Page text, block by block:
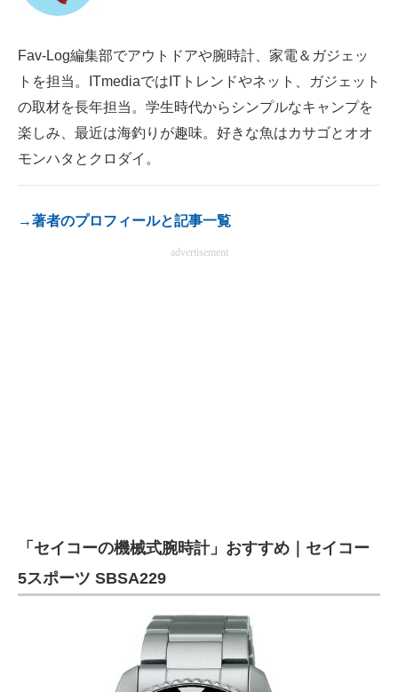
Fav-Log編集部でアウトドアや腕時計、家電＆ガジェッ
トを担当。ITmediaではITトレンドやネット、ガジェット
の取材を長年担当。学生時代からシンプルなキャンプを
楽しみ、最近は海釣りが趣味。好きな魚はカサゴとオオ
モンハタとクロダイ。
→著者のプロフィールと記事一覧
advertisement
「セイコーの機械式腕時計」おすすめ｜セイコー
5スポーツ SBSA229